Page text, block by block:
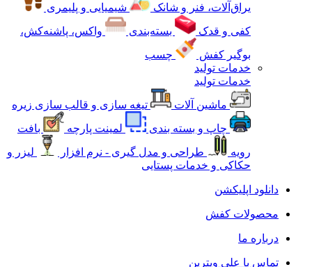
یراق‌آلات، فنر و شانک
شیمیایی و پلیمری
کفی و قدک
بسته‌بندی
واکس، پاشنه‌کش،
بوگیر کفش
چسب
خدمات تولید
خدمات تولید
ماشین آلات
تیغه سازی و قالب سازی زیره
چاپ و بسته بندی
لمینت پارچه
بافت
رویه
طراحی و مدل گیری - نرم افزار
لیزر و
حکاکی و خدمات پستایی
دانلود اپلیکشن
محصولات کفش
درباره ما
تماس با علی ویترین